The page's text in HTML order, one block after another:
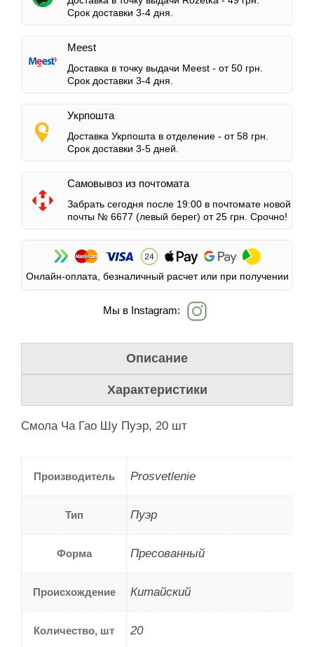
Срок доставки 3-4 дня.
Meest
Доставка в точку выдачи Meest - от 50 грн.
Срок доставки 3-4 дня.
Укрпошта
Доставка Укрпошта в отделение - от 58 грн.
Срок доставки 3-5 дней.
Самовывоз из почтомата
Забрать сегодня после 19:00 в почтомате новой
почты № 6677 (левый берег) от 25 грн. Срочно!
Онлайн-оплата, безналичный расчет или при получении
Мы в Instagram:
Описание
Характеристики
Смола Ча Гао Шу Пуэр, 20 шт
Производитель Prosvetlenie
Тип Пуэр
Форма Пресованный
Происхождение Китайский
Количество, шт 20